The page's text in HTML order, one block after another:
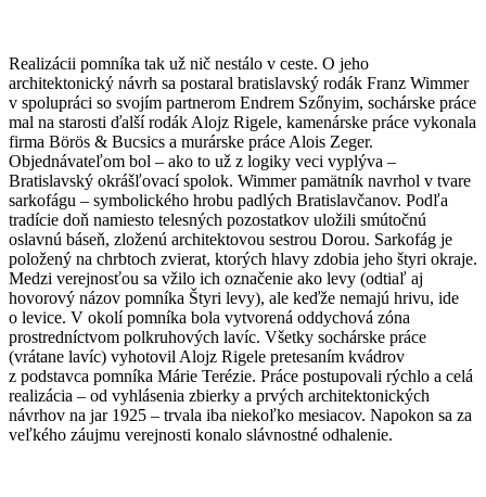
Realizácii pomníka tak už nič nestálo v ceste. O jeho
architektonický návrh sa postaral bratislavský rodák Franz Wimmer
v spolupráci so svojím partnerom Endrem Szőnyim, sochárske práce
mal na starosti ďalší rodák Alojz Rigele, kamenárske práce vykonala
firma Börös & Bucsics a murárske práce Alois Zeger.
Objednávateľom bol – ako to už z logiky veci vyplýva –
Bratislavský okrášľovací spolok. Wimmer pamätník navrhol v tvare
sarkofágu – symbolického hrobu padlých Bratislavčanov. Podľa
tradície doň namiesto telesných pozostatkov uložili smútočnú
oslavnú báseň, zloženú architektovou sestrou Dorou. Sarkofág je
položený na chrbtoch zvierat, ktorých hlavy zdobia jeho štyri okraje.
Medzi verejnosťou sa vžilo ich označenie ako levy (odtiaľ aj
hovorový názov pomníka Štyri levy), ale keďže nemajú hrivu, ide
o levice. V okolí pomníka bola vytvorená oddychová zóna
prostredníctvom polkruhových lavíc. Všetky sochárske práce
(vrátane lavíc) vyhotovil Alojz Rigele pretesaním kvádrov
z podstavca pomníka Márie Terézie. Práce postupovali rýchlo a celá
realizácia – od vyhlásenia zbierky a prvých architektonických
návrhov na jar 1925 – trvala iba niekoľko mesiacov. Napokon sa za
veľkého záujmu verejnosti konalo slávnostné odhalenie.